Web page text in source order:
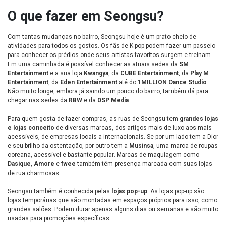
O que fazer em Seongsu?
Com tantas mudanças no bairro, Seongsu hoje é um prato cheio de
atividades para todos os gostos. Os fãs de K-pop podem fazer um passeio
para conhecer os prédios onde seus artistas favoritos surgem e treinam.
Em uma caminhada é possível conhecer as atuais sedes da SM
Entertainment e a sua loja Kwangya, da CUBE Entertainment, da Play M
Entertainment, da Eden Entertainment até do 1MILLION Dance Studio.
Não muito longe, embora já saindo um pouco do bairro, também dá para
chegar nas sedes da RBW e da DSP Media.
Para quem gosta de fazer compras, as ruas de Seongsu tem grandes lojas
e lojas conceito de diversas marcas, dos artigos mais de luxo aos mais
acessíveis, de empresas locais a internacionais. Se por um lado tem a Dior
e seu brilho da ostentação, por outro tem a Musinsa, uma marca de roupas
coreana, acessível e bastante popular. Marcas de maquiagem como
Dasique, Amore e fwee também têm presença marcada com suas lojas
de rua charmosas.
Seongsu também é conhecida pelas lojas pop-up. As lojas pop-up são
lojas temporárias que são montadas em espaços próprios para isso, como
grandes salões. Podem durar apenas alguns dias ou semanas e são muito
usadas para promoções específicas.